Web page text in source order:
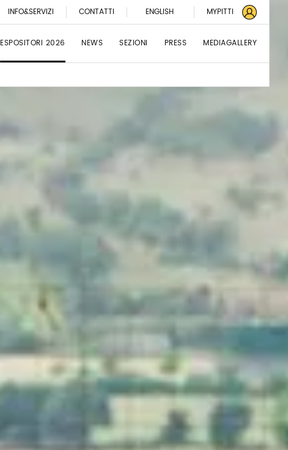
INFO&SERVIZI CONTATTI ENGLISH MYPITTI
ESPOSITORI 2026 NEWS SEZIONI PRESS MEDIAGALLERY